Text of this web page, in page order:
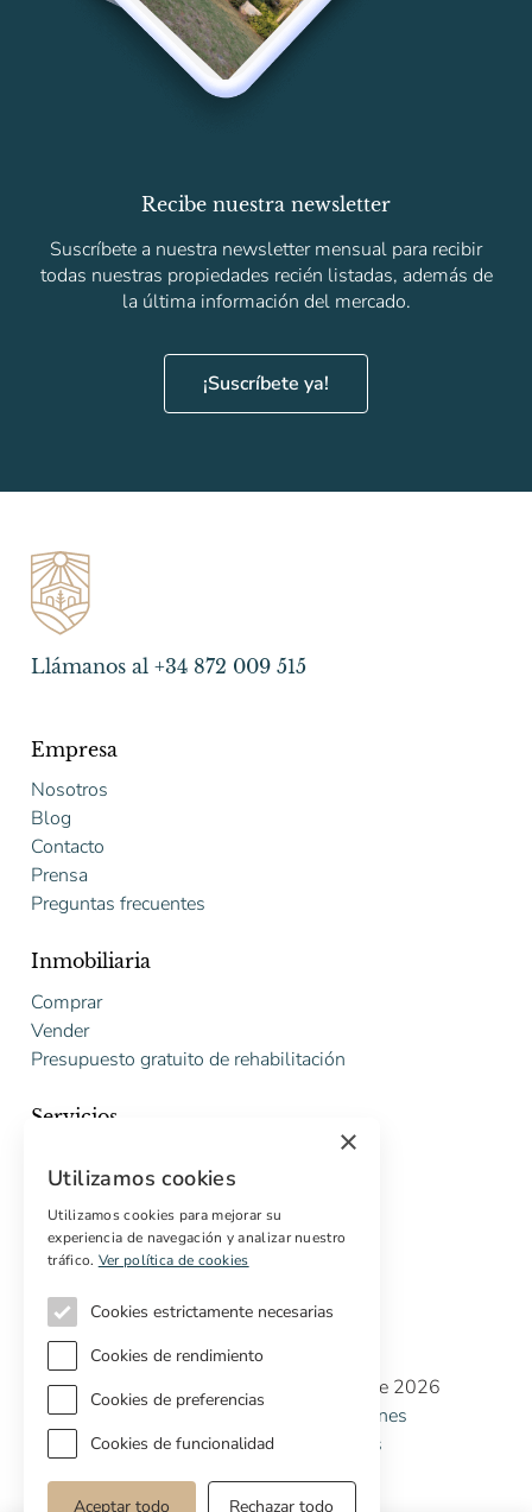
Recibe nuestra newsletter
Suscríbete a nuestra newsletter mensual para recibir
todas nuestras propiedades recién listadas, además de
la última información del mercado.
¡Suscríbete ya!
Llámanos al +34 872 009 515
Empresa
Nosotros
Blog
Contacto
Prensa
Preguntas frecuentes
Inmobiliaria
Comprar
Vender
Presupuesto gratuito de rehabilitación
Servicios
Compradores internacionales
Propiedades off-market
Servicios para compradores
Copyright © Cottage Properties Real Estate 2026
Política de Privacidad
Terminos y Condiciones
Política de CookiesPreferencias de cookies
×
Utilizamos cookies
Utilizamos cookies para mejorar su
experiencia de navegación y analizar nuestro
tráfico. Ver política de cookies
Cookies estrictamente necesarias
Cookies de rendimiento
Cookies de preferencias
Cookies de funcionalidad
Aceptar todo Rechazar todo